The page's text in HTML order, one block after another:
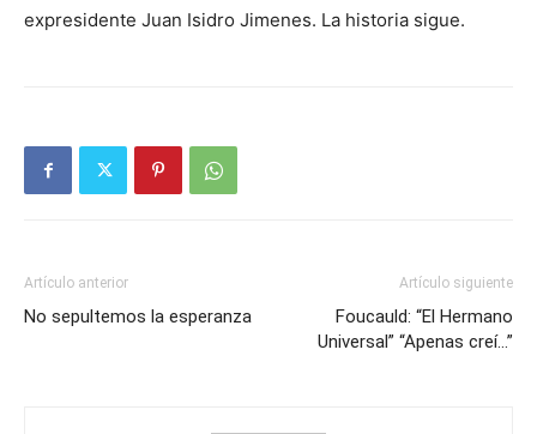
expresidente Juan Isidro Jimenes. La historia sigue.
Artículo anterior
No sepultemos la esperanza
Artículo siguiente
Foucauld: “El Hermano
Universal” “Apenas creí…”